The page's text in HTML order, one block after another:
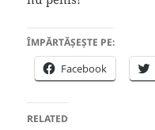
ÎMPĂRTĂȘEȘTE PE:
Facebook
RELATED